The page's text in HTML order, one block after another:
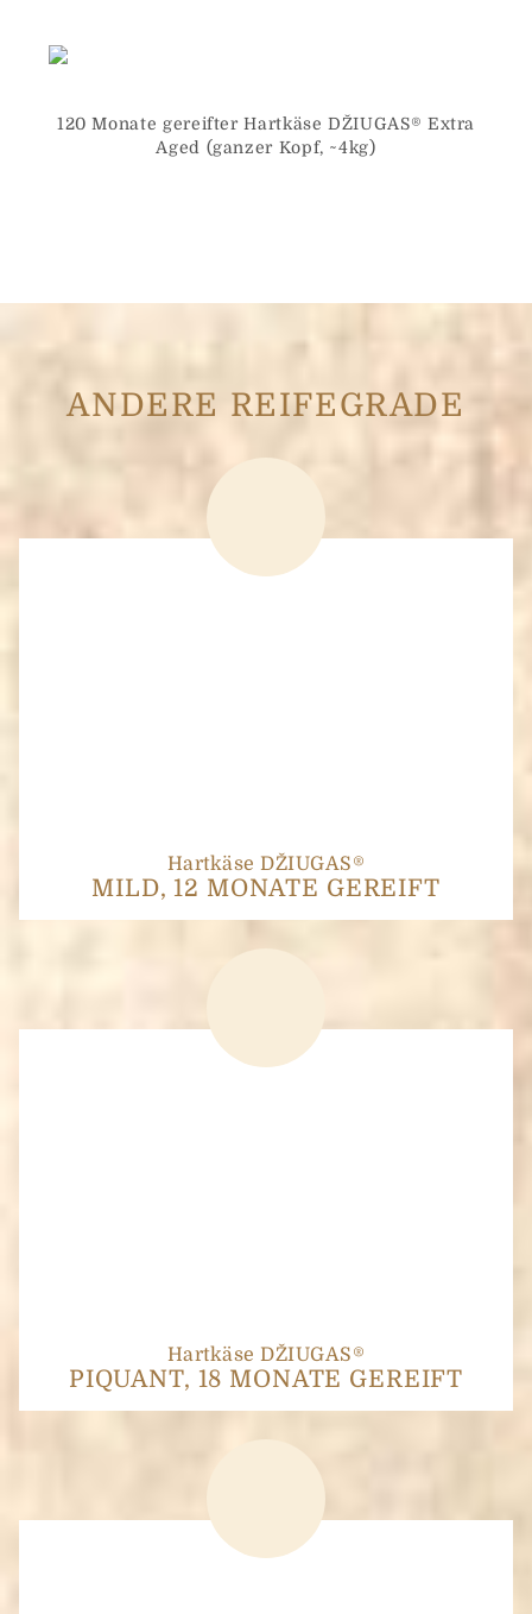
120 Monate gereifter Hartkäse DŽIUGAS® Extra
Aged (ganzer Kopf, ~4kg)
ANDERE REIFEGRADE
Hartkäse DŽIUGAS®
MILD, 12 MONATE GEREIFT
Hartkäse DŽIUGAS®
PIQUANT, 18 MONATE GEREIFT